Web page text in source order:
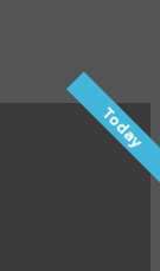
Today